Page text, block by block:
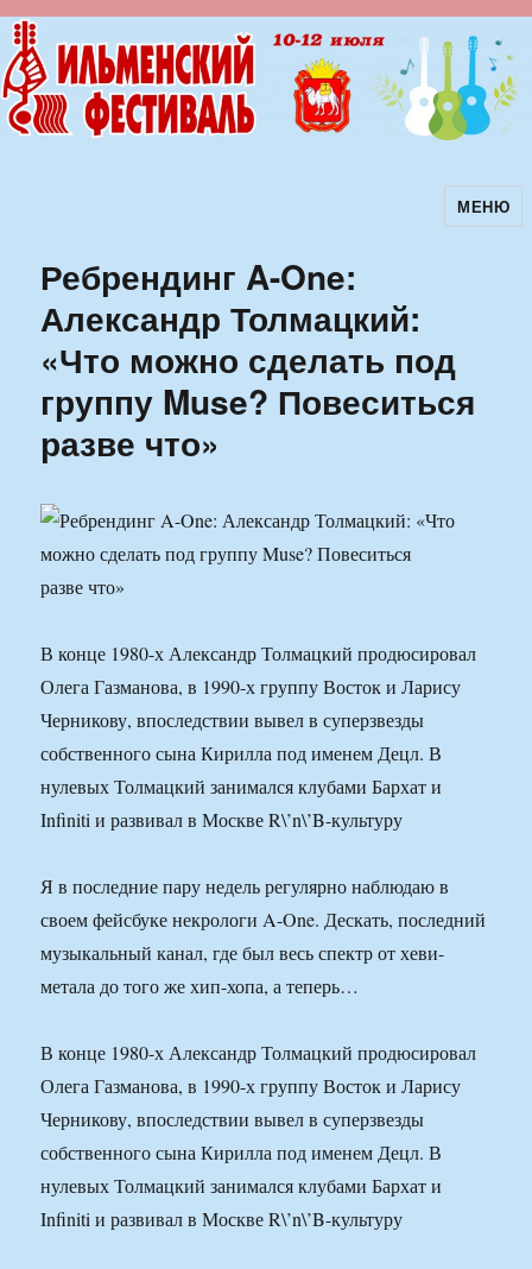
Ильменский фестиваль авторскойМЕНЮ
Ребрендинг A-One:
Александр Толмацкий:
«Что можно сделать под
группу Muse? Повеситься
разве что»
В конце 1980-х Александр Толмацкий продюсировал
Олега Газманова, в 1990-х группу Восток и Ларису
Черникову, впоследствии вывел в суперзвезды
собственного сына Кирилла под именем Децл. В
нулевых Толмацкий занимался клубами Бархат и
Infiniti и развивал в Москве R\’n\’B-культуру
Я в последние пару недель регулярно наблюдаю в
своем фейсбуке некрологи A-One. Дескать, последний
музыкальный канал, где был весь спектр от хеви-
метала до того же хип-хопа, а теперь…
В конце 1980-х Александр Толмацкий продюсировал
Олега Газманова, в 1990-х группу Восток и Ларису
Черникову, впоследствии вывел в суперзвезды
собственного сына Кирилла под именем Децл. В
нулевых Толмацкий занимался клубами Бархат и
Infiniti и развивал в Москве R\’n\’B-культуру